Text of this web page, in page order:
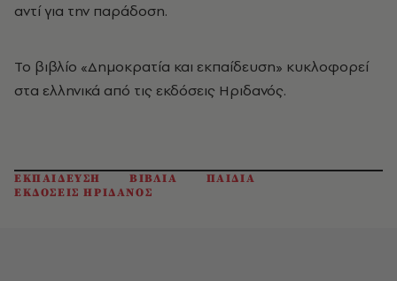
αντί για την παράδοση.
Το βιβλίο «Δημοκρατία και εκπαίδευση» κυκλοφορεί
στα ελληνικά από τις εκδόσεις Ηριδανός.
ΕΚΠΑΙΔΕΥΣΗ ΒΙΒΛΙΑ
ΠΑΙΔΙΑ
ΕΚΔΟΣΕΙΣ ΗΡΙΔΑΝΟΣ